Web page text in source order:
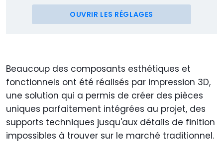
OUVRIR LES RÉGLAGES
Beaucoup des composants esthétiques et
fonctionnels ont été réalisés par impression 3D,
une solution qui a permis de créer des pièces
uniques parfaitement intégrées au projet, des
supports techniques jusqu'aux détails de finition
impossibles à trouver sur le marché traditionnel.